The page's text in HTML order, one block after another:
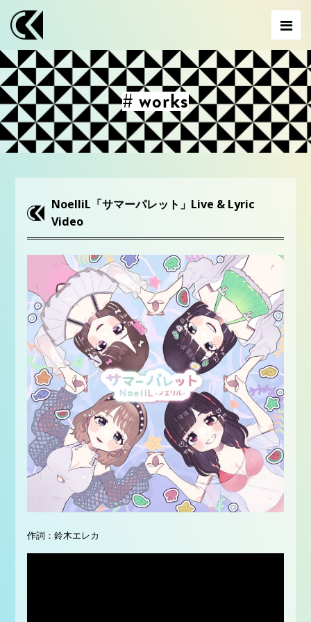
# works
NoelliL「サマーパレット」Live & Lyric
Video
作詞：鈴木エレカ